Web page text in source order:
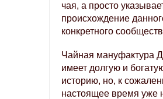
чая, а просто
происхождение
конкретного
Чайная мануфактура
имеет долгую и
историю, но, к
настоящее время уже